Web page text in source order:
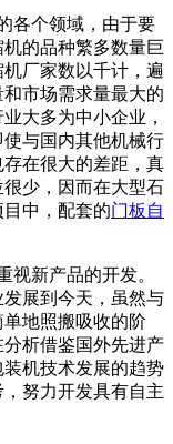
各个领域，由于要
的品种繁多数量巨
厂家数以千计，遍
市场需求量最大的
大多为中小企业，
与国内其他机械行
在很大的差距，真
少，因而在大型石
中，配套的门板自
视新产品的开发。
发展到今天，虽然与
地照搬吸收的阶
析借鉴国外先进产
机技术发展的趋势
努力开发具有自主